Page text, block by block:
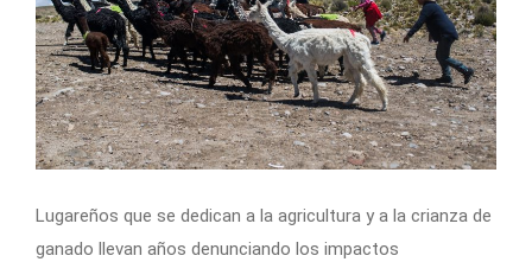
Lugareños que se dedican a la agricultura y a la crianza de
ganado llevan años denunciando los impactos